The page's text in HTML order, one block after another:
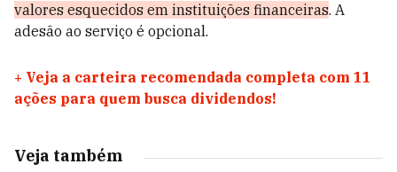
valores esquecidos em instituições financeiras. A
adesão ao serviço é opcional.
+ Veja a carteira recomendada completa com 11
ações para quem busca dividendos!
Veja também